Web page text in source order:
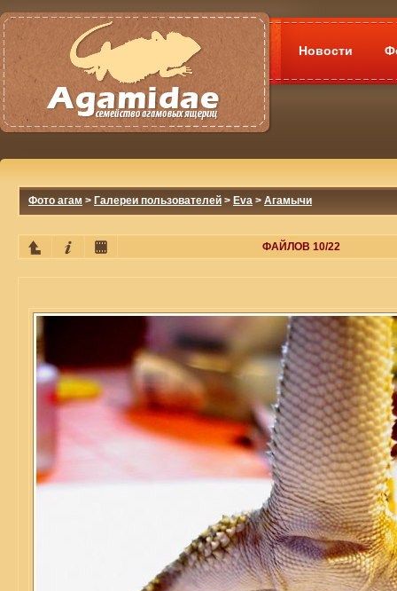
Новости
Фото агам > Галереи пользователей > Eva > Агамычи
ФАЙЛОВ 10/22